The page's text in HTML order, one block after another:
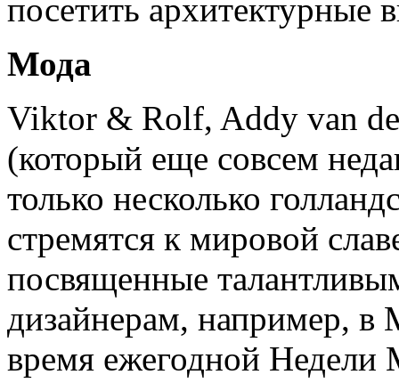
посетить архитектурные
Мода
Viktor & Rolf, Addy van
(который еще совсем
только несколько
стремятся к мировой
посвященные
дизайнерам, например,
время ежегодной